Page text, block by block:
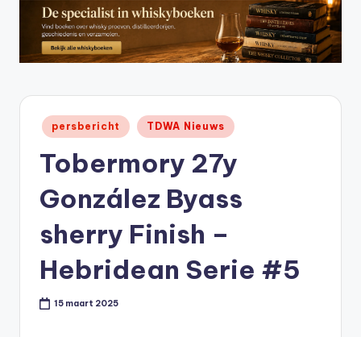
O
ffi
ci
al
or
Geplaatst
in
persbericht TDWA Nieuws
Tobermory 27y
González Byass
sherry Finish –
Hebridean Serie #5
15 maart 2025